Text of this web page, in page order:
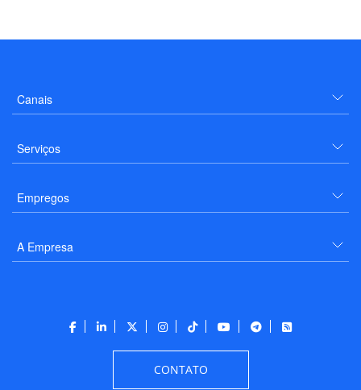
Canais
Serviços
Empregos
A Empresa
CONTATO